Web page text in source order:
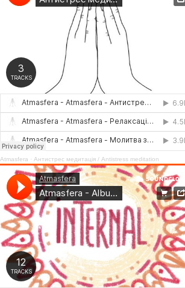
Atmasfera · Антистрес медитація / Аntistress meditation